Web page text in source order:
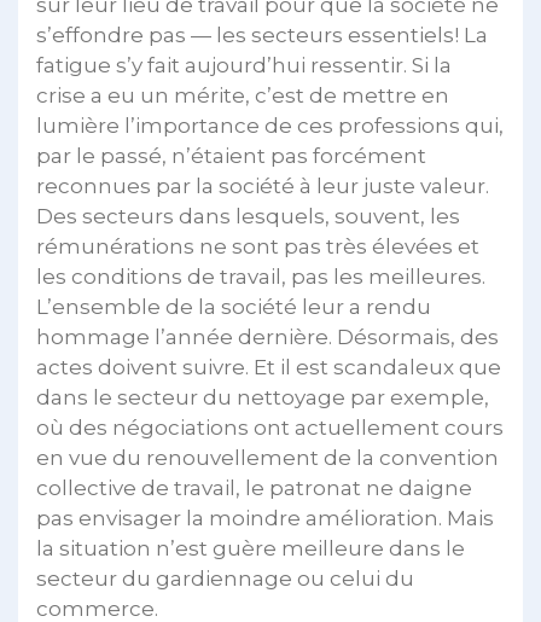
s’effondre pas — les secteurs essentiels! La
fatigue s’y fait aujourd’hui ressentir. Si la
crise a eu un mérite, c’est de mettre en
lumière l’importance de ces professions qui,
par le passé, n’étaient pas forcément
reconnues par la société à leur juste valeur.
Des secteurs dans lesquels, souvent, les
rémunérations ne sont pas très élevées et
les conditions de travail, pas les meilleures.
L’ensemble de la société leur a rendu
hommage l’année dernière. Désormais, des
actes doivent suivre. Et il est scandaleux que
dans le secteur du nettoyage par exemple,
où des négociations ont actuellement cours
en vue du renouvellement de la convention
collective de travail, le patronat ne daigne
pas envisager la moindre amélioration. Mais
la situation n’est guère meilleure dans le
secteur du gardiennage ou celui du
commerce.